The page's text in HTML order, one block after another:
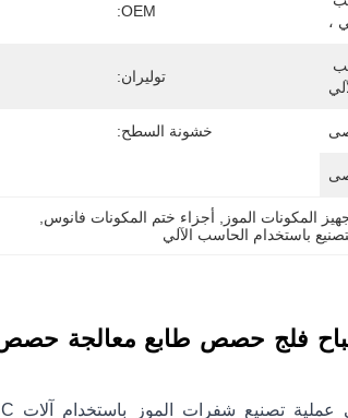
،
OEM:
توليران:
خشونة السطح:
المكونات الموز أجزاء ختم المكونات فانوس
باستخدام الحاسب الآلي